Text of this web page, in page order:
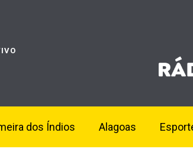
dos Índios Alagoas